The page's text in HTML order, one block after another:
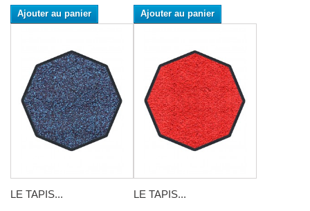
Ajouter au panier Ajouter au panier
LE TAPIS... LE TAPIS...